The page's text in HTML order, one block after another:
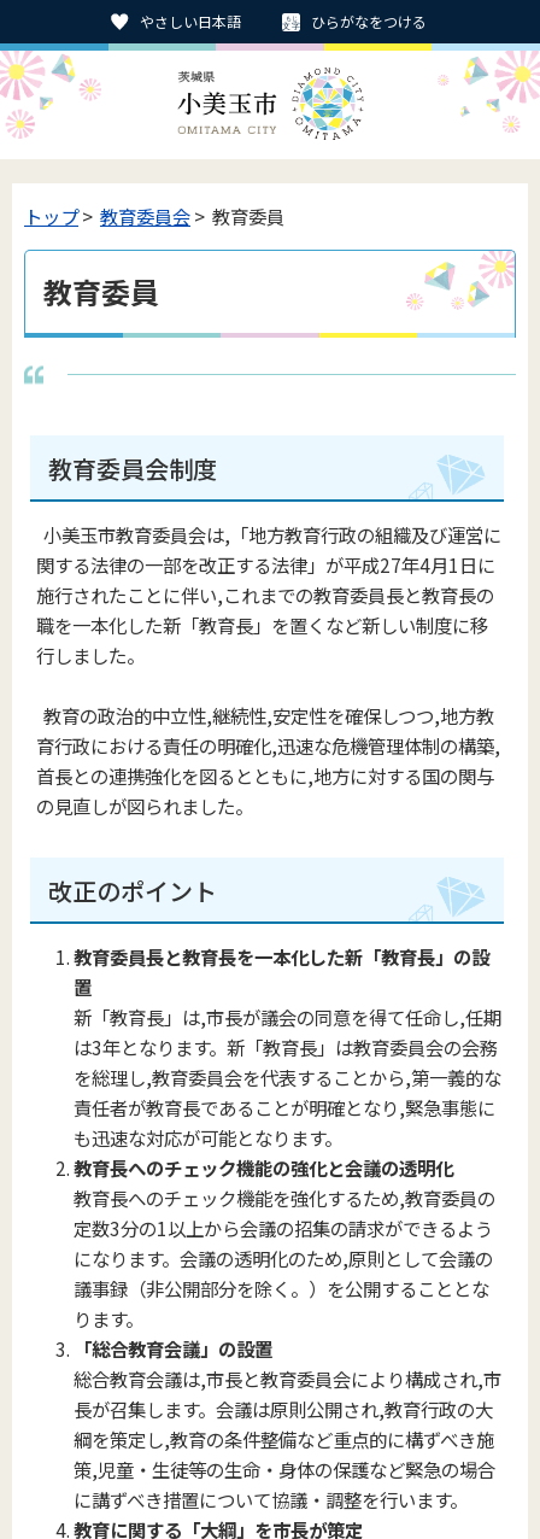
やさしい日本語 ひらがなをつける
トップ> 教育委員会> 教育委員
教育委員
教育委員会制度
小美玉市教育委員会は,「地方教育行政の組織及び運営に
関する法律の一部を改正する法律」が平成27年4月1日に
施行されたことに伴い,これまでの教育委員長と教育長の
職を一本化した新「教育長」を置くなど新しい制度に移
行しました。
教育の政治的中立性,継続性,安定性を確保しつつ,地方教
育行政における責任の明確化,迅速な危機管理体制の構築,
首長との連携強化を図るとともに,地方に対する国の関与
の見直しが図られました。
改正のポイント
教育委員長と教育長を一本化した新「教育長」の設
置
新「教育長」は,市長が議会の同意を得て任命し,任期
は3年となります。新「教育長」は教育委員会の会務
を総理し,教育委員会を代表することから,第一義的な
責任者が教育長であることが明確となり,緊急事態に
も迅速な対応が可能となります。
教育長へのチェック機能の強化と会議の透明化
教育長へのチェック機能を強化するため,教育委員の
定数3分の1以上から会議の招集の請求ができるよう
になります。会議の透明化のため,原則として会議の
議事録（非公開部分を除く。）を公開することとな
ります。
「総合教育会議」の設置
総合教育会議は,市長と教育委員会により構成され,市
長が召集します。会議は原則公開され,教育行政の大
綱を策定し,教育の条件整備など重点的に構ずべき施
策,児童・生徒等の生命・身体の保護など緊急の場合
に講ずべき措置について協議・調整を行います。
教育に関する「大綱」を市長が策定